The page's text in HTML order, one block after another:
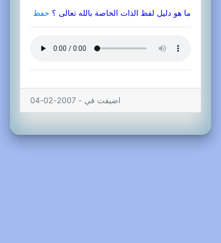
ما هو دليل لفظ الذات الخاصة بالله تعالى ؟ حفظ
اضيفت في - 2007-02-04